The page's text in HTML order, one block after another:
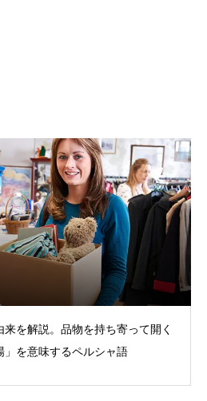
を解説。品物を持ち寄って開く
」を意味するペルシャ語